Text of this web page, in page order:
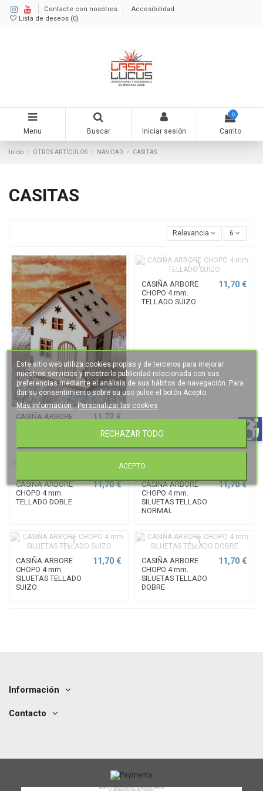
Contacte con nosotros
Accesibilidad
Lista de deseos (0)
Menu Buscar Iniciar sesión
0
Carrito
Inicio OTROS ARTÍCULOS NAVIDAD CASITAS
CASITAS
Relevancia 6
CASIÑA ARBORE
TELLADO NORMAL
11,72 €
CASIÑA ARBORE
CHOPO 4 mm.
TELLADO SUIZO
11,70 €
CASIÑA ARBORE
CHOPO 4 mm.
TELLADO DOBLE
11,70 €
CASIÑA ARBORE
CHOPO 4 mm.
SILUETAS TELLADO
NORMAL
11,70 €
CASIÑA ARBORE
CHOPO 4 mm.
SILUETAS TELLADO
SUIZO
11,70 €
CASIÑA ARBORE
CHOPO 4 mm.
SILUETAS TELLADO
DOBRE
11,70 €
Información
Contacto
Este sitio web utiliza cookies propias y de terceros para mejorar
nuestros servicios y mostrarle publicidad relacionada con sus
preferencias mediante el análisis de sus hábitos de navegación. Para
dar su consentimiento sobre su uso pulse el botón Acepto.
Más información Personalizar las cookies
RECHAZAR TODO
ACEPTO